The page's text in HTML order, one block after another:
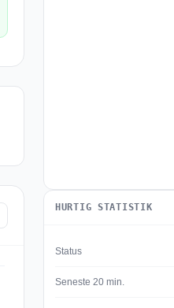
HURTIG STATISTIK
Status
Seneste 20 min.